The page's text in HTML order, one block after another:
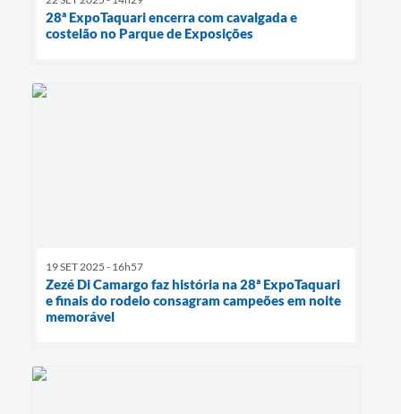
28ª ExpoTaquari encerra com cavalgada e
costelão no Parque de Exposições
19 SET 2025 - 16h57
Zezé Di Camargo faz história na 28ª ExpoTaquari
e finais do rodeio consagram campeões em noite
memorável